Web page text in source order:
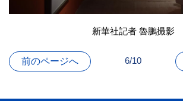
新華社記者 魯鵬撮影
前のページへ 6/10